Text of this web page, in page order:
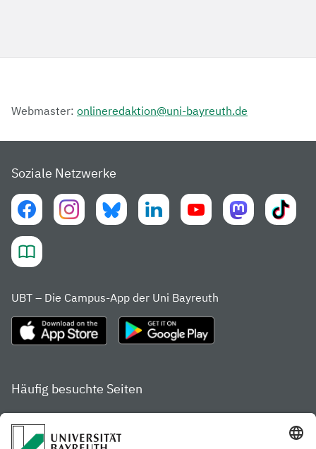
Webmaster: onlineredaktion@uni-bayreuth.de
Soziale Netzwerke
UBT – Die Campus-App der Uni Bayreuth
Häufig besuchte Seiten
Studienportal
Gamechanger Campus
Studiengangsfinder
Services & Beratung für